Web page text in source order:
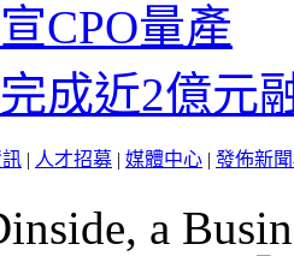
CPO量產
成近2億元
| 人才招募 | 媒體中心 | 發佈新
a